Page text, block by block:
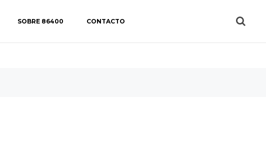
SOBRE 86400 CONTACTO